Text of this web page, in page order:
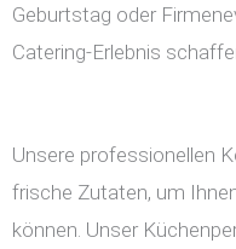
Geburtstag oder
Catering-Erlebnis
Unsere professionellen
frische Zutaten, um
können. Unser